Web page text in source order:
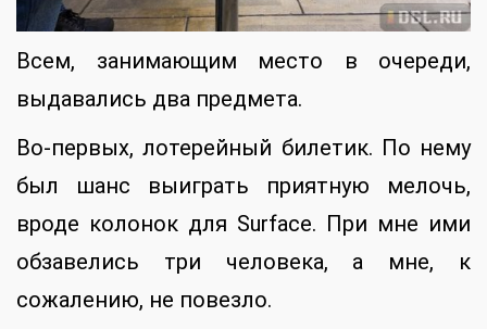
Всем, занимающим место в очереди,
выдавались два предмета.
Во-первых, лотерейный билетик. По нему
был шанс выиграть приятную мелочь,
вроде колонок для Surface. При мне ими
обзавелись три человека, а мне, к
сожалению, не повезло.